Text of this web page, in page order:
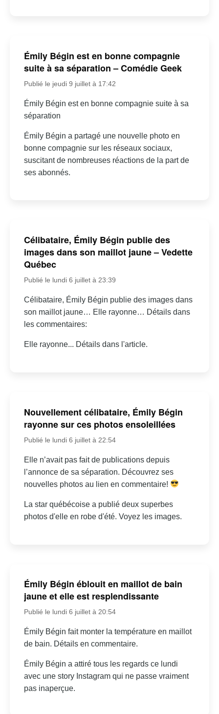
Émily Bégin est en bonne compagnie
suite à sa séparation – Comédie Geek
Publié le jeudi 9 juillet à 17:42
Émily Bégin est en bonne compagnie suite à sa
séparation
Émily Bégin a partagé une nouvelle photo en
bonne compagnie sur les réseaux sociaux,
suscitant de nombreuses réactions de la part de
ses abonnés.
Célibataire, Émily Bégin publie des
images dans son maillot jaune – Vedette
Québec
Publié le lundi 6 juillet à 23:39
Célibataire, Émily Bégin publie des images dans
son maillot jaune… Elle rayonne… Détails dans
les commentaires:
Elle rayonne... Détails dans l'article.
Nouvellement célibataire, Émily Bégin
rayonne sur ces photos ensoleillées
Publié le lundi 6 juillet à 22:54
Elle n’avait pas fait de publications depuis
l’annonce de sa séparation. Découvrez ses
nouvelles photos au lien en commentaire!
La star québécoise a publié deux superbes
photos d'elle en robe d'été. Voyez les images.
Émily Bégin éblouit en maillot de bain
jaune et elle est resplendissante
Publié le lundi 6 juillet à 20:54
Émily Bégin fait monter la température en maillot
de bain. Détails en commentaire.
Émily Bégin a attiré tous les regards ce lundi
avec une story Instagram qui ne passe vraiment
pas inaperçue.